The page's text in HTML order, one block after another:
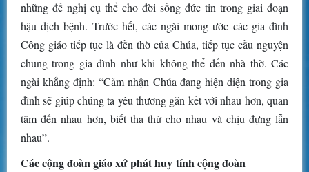
những đề nghị cụ thể cho đời sống đức tin trong giai đoạn
hậu dịch bệnh. Trước hết, các ngài mong ước các gia đình
Công giáo tiếp tục là đền thờ của Chúa, tiếp tục cầu nguyện
chung trong gia đình như khi không thể đến nhà thờ. Các
ngài khẳng định: “Cảm nhận Chúa đang hiện diện trong gia
đình sẽ giúp chúng ta yêu thương gắn kết với nhau hơn, quan
tâm đến nhau hơn, biết tha thứ cho nhau và chịu đựng lẫn
nhau”.
Các cộng đoàn giáo xứ phát huy tính cộng đoàn